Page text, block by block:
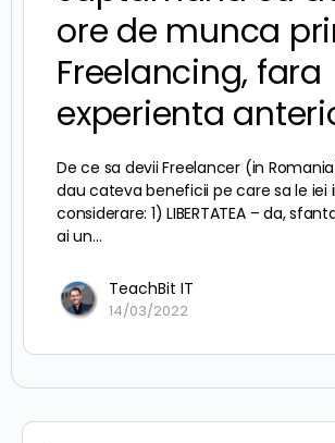
ore de munca
Freelancing, fara
experienta
De ce sa devii Freelancer (in
dau cateva beneficii pe care sa le iei
considerare: 1) LIBERTATEA – da,
ai un…
TeachBit IT
14/03/2022